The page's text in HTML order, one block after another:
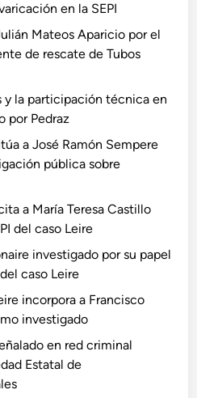
en la SEPI
Mateos Aparicio por el
de rescate de Tubos
y la participación técnica en
por Pedraz
a José Ramón Sempere
pública sobre
a María Teresa Castillo
del caso Leire
investigado por su papel
caso Leire
incorpora a Francisco
investigado
en red criminal
Estatal de